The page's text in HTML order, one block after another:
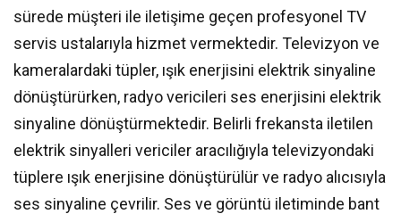
sürede müşteri ile iletişime geçen profesyonel TV
servis ustalarıyla hizmet vermektedir. Televizyon ve
kameralardaki tüpler, ışık enerjisini elektrik sinyaline
dönüştürürken, radyo vericileri ses enerjisini elektrik
sinyaline dönüştürmektedir. Belirli frekansta iletilen
elektrik sinyalleri vericiler aracılığıyla televizyondaki
tüplere ışık enerjisine dönüştürülür ve radyo alıcısıyla
ses sinyaline çevrilir. Ses ve görüntü iletiminde bant